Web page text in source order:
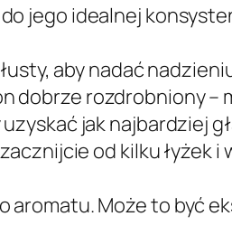
jego idealnej
aby nadać
dobrze rozdrobniony –
jak najbardziej
od kilku łyżek i
aromatu. Może to być